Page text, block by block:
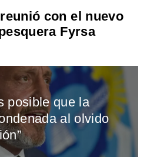
con el nuevo
Fyrsa
posible que la
al olvido